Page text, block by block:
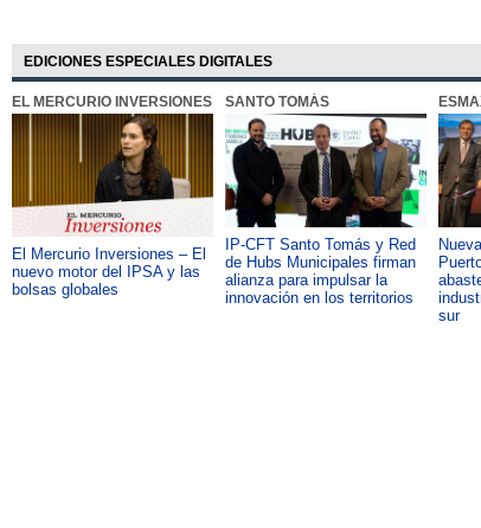
EDICIONES ESPECIALES DIGITALES
EL MERCURIO INVERSIONES
El Mercurio Inversiones – El
nuevo motor del IPSA y las
bolsas globales
SANTO TOMÁS
IP-CFT Santo Tomás y Red
de Hubs Municipales firman
alianza para impulsar la
innovación en los territorios
sur